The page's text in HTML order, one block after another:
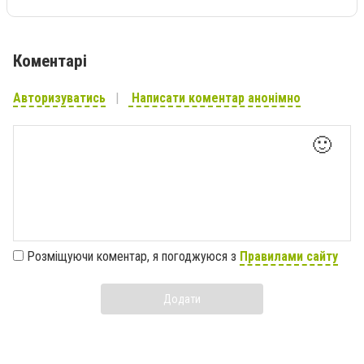
Коментарі
Авторизуватись Написати коментар анонімно
🙂
Розміщуючи коментар, я погоджуюся з Правилами сайту
Додати